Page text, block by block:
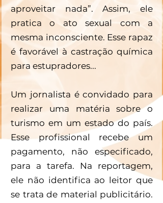
aproveitar nada”. Assim, ele
pratica o ato sexual com a
mesma inconsciente. Esse rapaz
é favorável à castração química
para estupradores...
Um jornalista é convidado para
realizar uma matéria sobre o
turismo em um estado do país.
Esse profissional recebe um
pagamento, não especificado,
para a tarefa. Na reportagem,
ele não identifica ao leitor que
se trata de material publicitário.